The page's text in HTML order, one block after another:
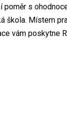
poměr s
škola. Místem
vám poskytne